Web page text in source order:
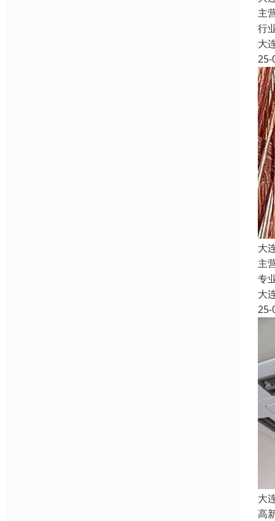
主
行
大
25-
大
主
专
大
25-
大
高